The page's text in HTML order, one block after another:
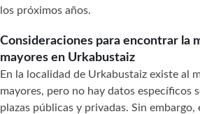
los próximos años.
Consideraciones para encontrar la
mayores en Urkabustaiz
En la localidad de Urkabustaiz existe al
mayores, pero no hay datos específicos
plazas públicas y privadas. Sin embargo,